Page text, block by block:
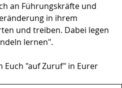
an Führungskräfte und
in ihrem
und treiben. Dabei legen
lernen".
Euch "auf Zuruf" in Eurer